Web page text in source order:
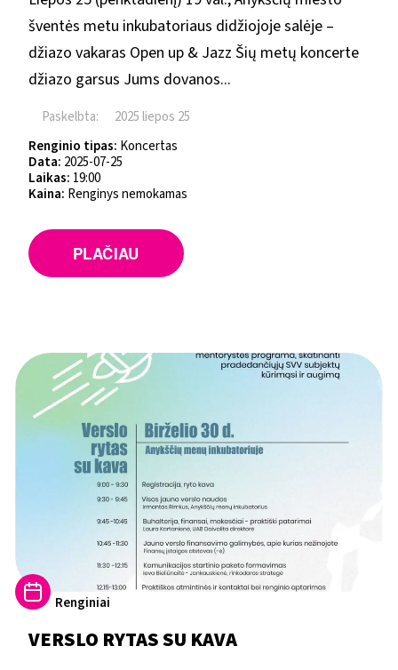
šventės metu inkubatoriaus didžiojoje salėje –
džiazo vakaras Open up & Jazz Šių metų koncerte
džiazo garsus Jums dovanos...
Paskelbta:
2025 liepos 25
Renginio tipas: Koncertas
Data: 2025-07-25
Laikas: 19:00
Kaina: Renginys nemokamas
PLAČIAU
Renginiai
VERSLO RYTAS SU KAVA